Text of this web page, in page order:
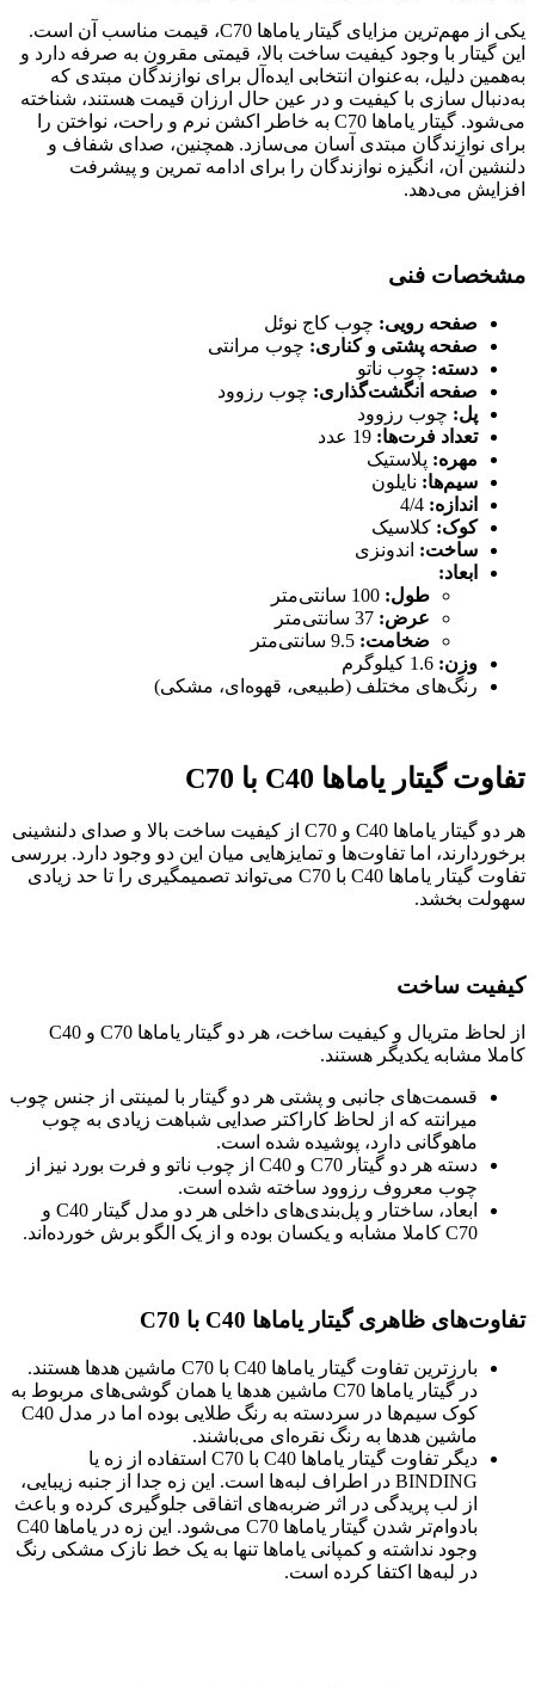
یکی از مهم‌ترین مزایای گیتار یاماها C70، قیمت مناسب آن است.
این گیتار با وجود کیفیت ساخت بالا، قیمتی مقرون به صرفه دارد و
به‌همین دلیل، به‌عنوان انتخابی ایده‌آل برای نوازندگان مبتدی که
به‌دنبال سازی با کیفیت و در عین حال ارزان قیمت هستند، شناخته
می‌شود. گیتار یاماها C70 به خاطر اکشن نرم و راحت، نواختن را
برای نوازندگان مبتدی آسان می‌سازد. همچنین، صدای شفاف و
دلنشین آن، انگیزه نوازندگان را برای ادامه تمرین و پیشرفت
افزایش می‌دهد.
مشخصات فنی
صفحه رویی: چوب کاج نوئل
صفحه پشتی و کناری: چوب مرانتی
دسته: چوب ناتو
صفحه انگشت‌گذاری: چوب رزوود
پل: چوب رزوود
تعداد فرت‌ها:
مهره: پلاستیک
سیم‌ها: نایلون
اندازه:
کوک: کلاسیک
ساخت: اندونزی
ابعاد:
طول:
عرض:
ضخامت:
وزن:
رنگ‌های مختلف (طبیعی، قهوه‌ای، مشکی)
تفاوت گیتار یاماها C40 با C70
هر دو گیتار یاماها C40 و C70 از کیفیت ساخت بالا و صدای دلنشینی
برخوردارند، اما تفاوت‌ها و تمایزهایی میان این دو وجود دارد. بررسی
تفاوت گیتار یاماها C40 با C70 می‌تواند تصمیمگیری را تا حد زیادی
سهولت بخشد.
کیفیت ساخت
از لحاظ متریال و کیفیت ساخت، هر دو گیتار یاماها C70 و C40
کاملا مشابه یکدیگر هستند.
قسمت‌های جانبی و پشتی هر دو گیتار با لمینتی از جنس چوب
میرانته که از لحاظ کاراکتر صدایی شباهت زیادی به چوب
ماهوگانی دارد، پوشیده شده است.
دسته هر دو گیتار C70 و C40 از چوب ناتو و فرت بورد نیز از
چوب معروف رزوود ساخته شده است.
ابعاد، ساختار و پل‌بندی‌های داخلی هر دو مدل گیتار C40 و
C70 کاملا مشابه و یکسان بوده و از یک الگو برش خورده‌اند.
تفاوت‌های ظاهری گیتار یاماها C40 با C70
بارزترین تفاوت گیتار یاماها C40 با C70 ماشین هدها هستند.
در گیتار یاماها C70 ماشین هدها یا همان گوشی‌های مربوط به
کوک سیم‌ها در سردسته به رنگ طلایی بوده اما در مدل C40
ماشین هدها به رنگ نقره‌ای می‌باشند.
دیگر تفاوت گیتار یاماها C40 با C70 استفاده از زه یا
BINDING در اطراف لبه‌ها است. این زه جدا از جنبه زیبایی،
از لب پریدگی در اثر ضربه‌های اتفاقی جلوگیری کرده و باعث
بادوام‌تر شدن گیتار یاماها C70 می‌شود. این زه در یاماها C40
وجود نداشته و کمپانی یاماها تنها به یک خط نازک مشکی رنگ
در لبه‌ها اکتفا کرده است.